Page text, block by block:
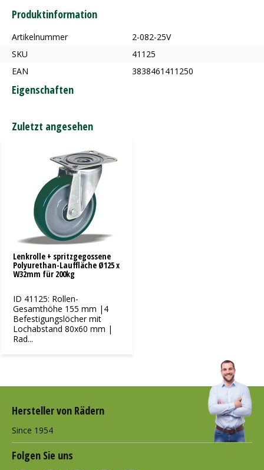
Produktinformation
Artikelnummer
2-082-25V
SKU
41125
EAN
3838461411250
Eigenschaften
Zuletzt angesehen
Lenkrolle + spritzgegossene
Polyurethan-Lauffläche Ø125 x
W32mm für 200kg
ID 41125: Rollen-
Gesamthöhe 155 mm |4
Befestigungslöcher mit
Lochabstand 80x60 mm |
Rad...
Hersteller von Rädern
Since 1954
Folgen Sie uns